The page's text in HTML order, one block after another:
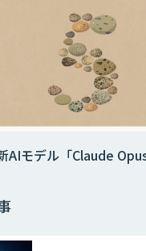
AIモデル「Claude